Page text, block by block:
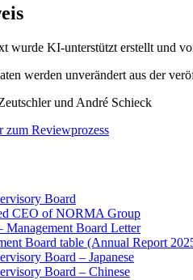
wurde KI-unterstützt erstellt und
werden unverändert aus der
und André Schieck
zum Reviewprozess
Board
CEO of NORMA Group
Management Board Letter
Board table (Annual Report
Board – Japanese
Board – Chinese